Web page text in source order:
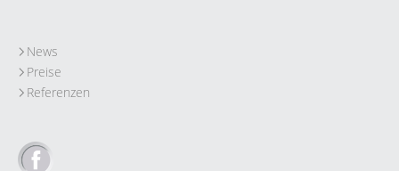
News
Preise
Referenzen